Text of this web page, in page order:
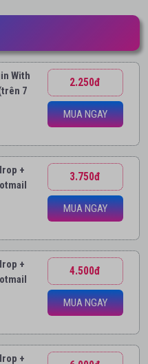
With
7
2.250đ
MUA NGAY
+
3.750đ
MUA NGAY
+
4.500đ
MUA NGAY
+